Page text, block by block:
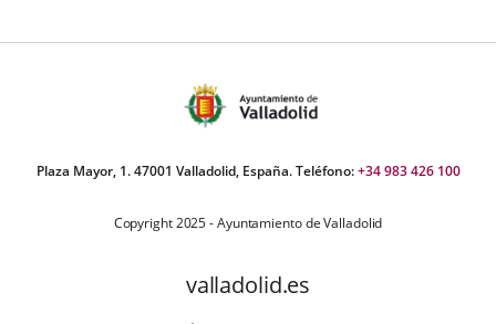
Plaza Mayor, 1. 47001 Valladolid, España. Teléfono:+34 983 426 100
Copyright 2025 - Ayuntamiento de Valladolid
valladolid.es